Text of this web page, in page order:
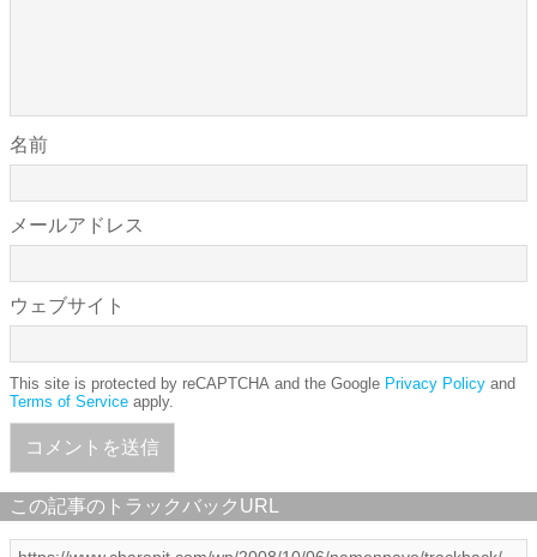
名前
メールアドレス
ウェブサイト
This site is protected by reCAPTCHA and the Google Privacy Policy and
Terms of Service apply.
この記事のトラックバックURL